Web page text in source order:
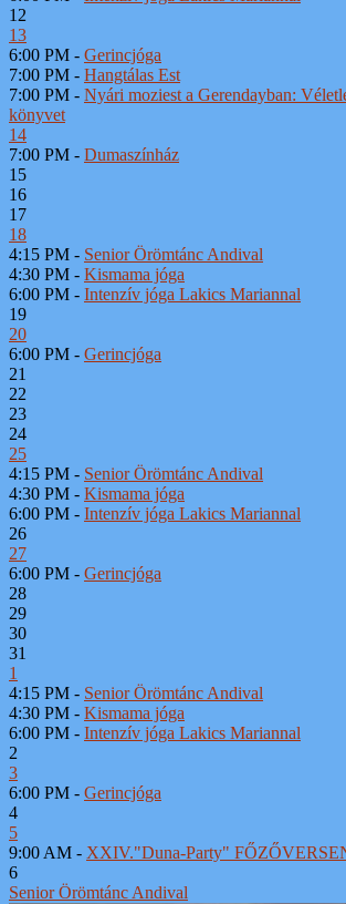
12
13
6:00 PM - Gerincjóga
7:00 PM - Hangtálas Est
7:00 PM - Nyári moziest a Gerendayban:
könyvet
14
7:00 PM - Dumaszínház
15
16
17
18
4:15 PM - Senior Örömtánc Andival
4:30 PM - Kismama jóga
6:00 PM - Intenzív jóga Lakics Mariannal
19
20
6:00 PM - Gerincjóga
21
22
23
24
25
4:15 PM - Senior Örömtánc Andival
4:30 PM - Kismama jóga
6:00 PM - Intenzív jóga Lakics Mariannal
26
27
6:00 PM - Gerincjóga
28
29
30
31
1
4:15 PM - Senior Örömtánc Andival
4:30 PM - Kismama jóga
6:00 PM - Intenzív jóga Lakics Mariannal
2
3
6:00 PM - Gerincjóga
4
5
9:00 AM - XXIV."Duna-Party"
6
Senior Örömtánc Andival